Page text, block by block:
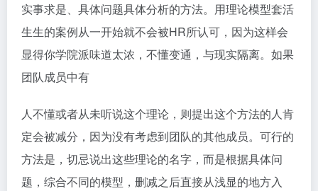
实事求是、具体问题具体分析的方法。用理论模型套活
生生的案例从一开始就不会被HR所认可，因为这样会
显得你学院派味道太浓，不懂变通，与现实隔离。如果
团队成员中有
人不懂或者从未听说这个理论，则提出这个方法的人肯
定会被减分，因为没有考虑到团队的其他成员。可行的
方法是，切忌说出这些理论的名字，而是根据具体问
题，综合不同的模型，删减之后直接从浅显的地方入